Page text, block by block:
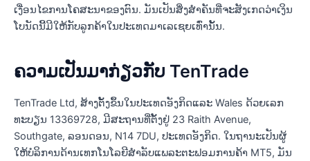
ເງື່ອນໄຂການໂຄສະນາຂອງຕົນ. ມັນເປັນສິ່ງສໍາຄັນທີ່ຈະສັງເກດວ່າເງິນ
ໂບນັດນີ້ມີໃຫ້ກັບລູກຄ້າໃນປະເທດມາເລເຊຍເທົ່ານັ້ນ.
ຄວາມເປັນມາກ່ຽວກັບ TenTrade
TenTrade Ltd, ສ້າງຕັ້ງຂຶ້ນໃນປະເທດອັງກິດແລະ Wales ດ້ວຍເລກ
ທະບຽນ 13369728, ມີສະຖານທີ່ຕັ້ງຢູ່ 23 Raith Avenue,
Southgate, ລອນດອນ, N14 7DU, ປະເທດອັງກິດ. ໃນຖານະເປັນຜູ້
ໃຫ້ບໍລິການດ້ານເທກໂນໂລຍີສໍາລັບແພລະຕະຟອມການຄ້າ MT5, ມັນ